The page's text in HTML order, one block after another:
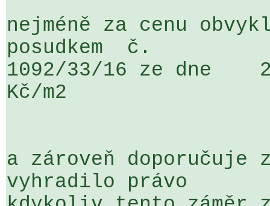
nejméně za cenu
posudkem  č.
1092/33/16 ze dne
Kč/m2
a zároveň
vyhradilo právo